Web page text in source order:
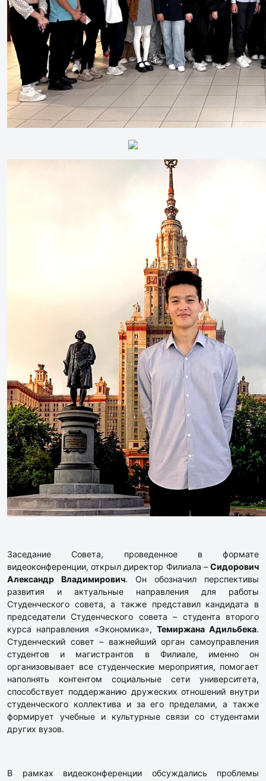
Заседание Совета, проведенное в формате
видеоконференции, открыл директор Филиала – Сидорович
Александр Владимирович. Он обозначил перспективы
развития и актуальные направления для работы
Студенческого совета, а также представил кандидата в
председатели Студенческого совета – студента второго
курса направления «Экономика», Темиржана Адильбека.
Студенческий совет – важнейший орган самоуправления
студентов и магистрантов в Филиале, именно он
организовывает все студенческие мероприятия, помогает
наполнять контентом социальные сети университета,
способствует поддержанию дружеских отношений внутри
студенческого коллектива и за его пределами, а также
формирует учебные и культурные связи со студентами
других вузов.
В рамках видеоконференции обсуждались проблемы